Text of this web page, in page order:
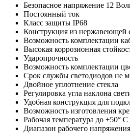
Безопасное напряжение 12
Постоянный ток
Класс защиты IP68
Конструкция из нержавеющей
Возможность комплектации
Высокая коррозионная
Ударопрочность
Возможность комплектации
Срок службы светодиодов не
Двойное уплотнение стекла
Регулировка угла наклона
Удобная конструкция для
Возможность изготовления
Рабочая температура до +50° С
Диапазон рабочего